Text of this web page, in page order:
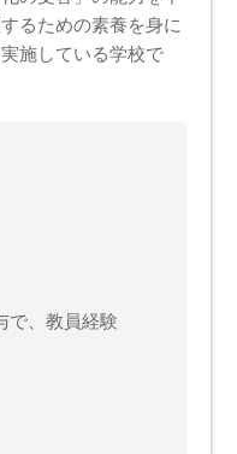
るための素養を身に
施している学校で
で、教員経験